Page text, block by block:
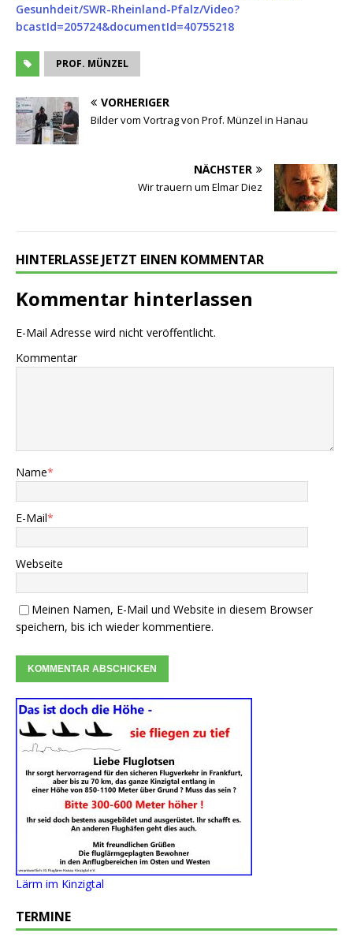
Gesunhdeit/SWR-Rheinland-Pfalz/Video?
bcastId=205724&documentId=40755218
PROF. MÜNZEL
VORHERIGER
Bilder vom Vortrag von Prof. Münzel in Hanau
NÄCHSTER
Wir trauern um Elmar Diez
HINTERLASSE JETZT EINEN KOMMENTAR
Kommentar hinterlassen
E-Mail Adresse wird nicht veröffentlicht.
Kommentar
Name*
E-Mail*
Webseite
Meinen Namen, E-Mail und Website in diesem Browser
speichern, bis ich wieder kommentiere.
Lärm im Kinzigtal
TERMINE